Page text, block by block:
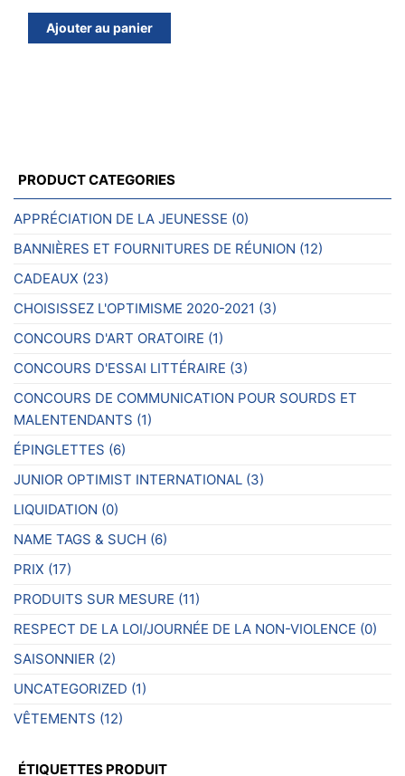
Ajouter au panier
PRODUCT CATEGORIES
APPRÉCIATION DE LA JEUNESSE (0)
BANNIÈRES ET FOURNITURES DE RÉUNION (12)
CADEAUX (23)
CHOISISSEZ L'OPTIMISME 2020-2021 (3)
CONCOURS D'ART ORATOIRE (1)
CONCOURS D'ESSAI LITTÉRAIRE (3)
CONCOURS DE COMMUNICATION POUR SOURDS ET
MALENTENDANTS (1)
ÉPINGLETTES (6)
JUNIOR OPTIMIST INTERNATIONAL (3)
LIQUIDATION (0)
NAME TAGS & SUCH (6)
PRIX (17)
PRODUITS SUR MESURE (11)
RESPECT DE LA LOI/JOURNÉE DE LA NON-VIOLENCE (0)
SAISONNIER (2)
UNCATEGORIZED (1)
VÊTEMENTS (12)
ÉTIQUETTES PRODUIT